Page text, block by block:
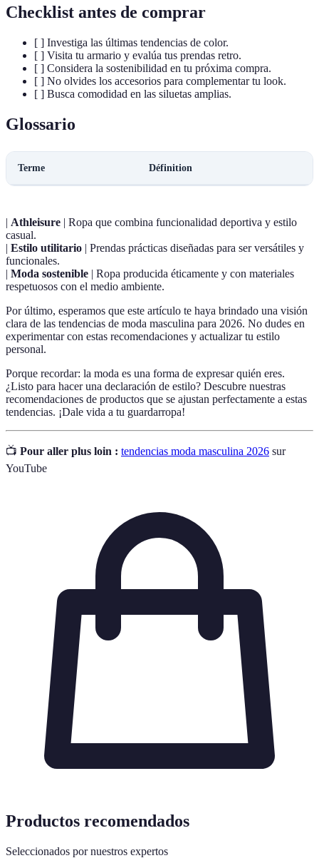
Checklist antes de comprar
[ ] Investiga las últimas tendencias de color.
[ ] Visita tu armario y evalúa tus prendas retro.
[ ] Considera la sostenibilidad en tu próxima compra.
[ ] No olvides los accesorios para complementar tu look.
[ ] Busca comodidad en las siluetas amplias.
Glossario
Terme Définition
| Athleisure | Ropa que combina funcionalidad deportiva y estilo
casual.
| Estilo utilitario | Prendas prácticas diseñadas para ser versátiles y
funcionales.
| Moda sostenible | Ropa producida éticamente y con materiales
respetuosos con el medio ambiente.
Por último, esperamos que este artículo te haya brindado una visión
clara de las tendencias de moda masculina para 2026. No dudes en
experimentar con estas recomendaciones y actualizar tu estilo
personal.
Porque recordar: la moda es una forma de expresar quién eres.
¿Listo para hacer una declaración de estilo? Descubre nuestras
recomendaciones de productos que se ajustan perfectamente a estas
tendencias. ¡Dale vida a tu guardarropa!
📺 Pour aller plus loin : tendencias moda masculina 2026 sur
YouTube
Productos recomendados
Seleccionados por nuestros expertos